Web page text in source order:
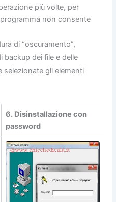
più volte, per
non consente
di “oscuramento”,
backup dei file e delle
selezionate gli elementi
6. Disinstallazione con
password